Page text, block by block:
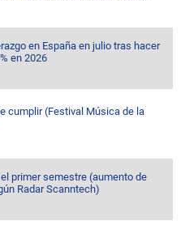
en España en julio tras hacer
en 2026
cumplir (Festival Música de la
primer semestre (aumento de
Radar Scanntech)